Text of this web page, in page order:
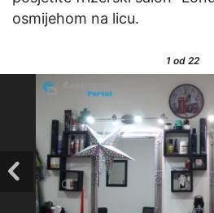
osmijehom na licu.
1od 22